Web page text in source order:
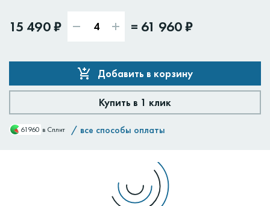
15 490 ₽ = 61 960 ₽
Добавить в корзину
Купить в 1 клик
61960 в Сплит / все способы оплаты